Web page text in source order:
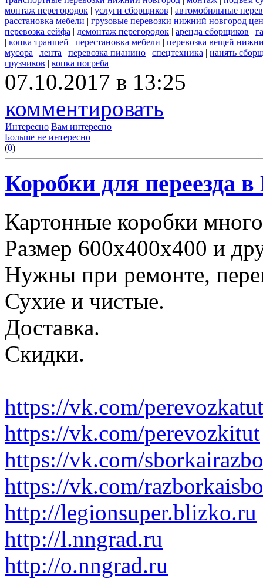
монтаж перегородок | услуги сборщиков | автомобильные
расстановка мебели | грузовые перевозки нижний новгород
перевозка сейфа | демонтаж перегородок | аренда сборщиков |
| копка траншей | перестановка мебели | перевозка вещей
мусора | лента | перевозка пианино | спецтехника | нанять
грузчиков | копка погреба
07.10.2017 в 13:25
комментировать
Интересно Вам интересно
Больше не интересно
(0)
Коробки для переезда
Картонные коробки
Размер 600х400х400 и
Нужны при ремонте,
Сухие и чистые.
Доставка.
Скидки.
https://vk.com/perevozkatut
https://vk.com/perevozkitut
https://vk.com/
https://vk.com/
http://legionsuper.blizko.ru
http://l.nngrad.ru
http://o.nngrad.ru